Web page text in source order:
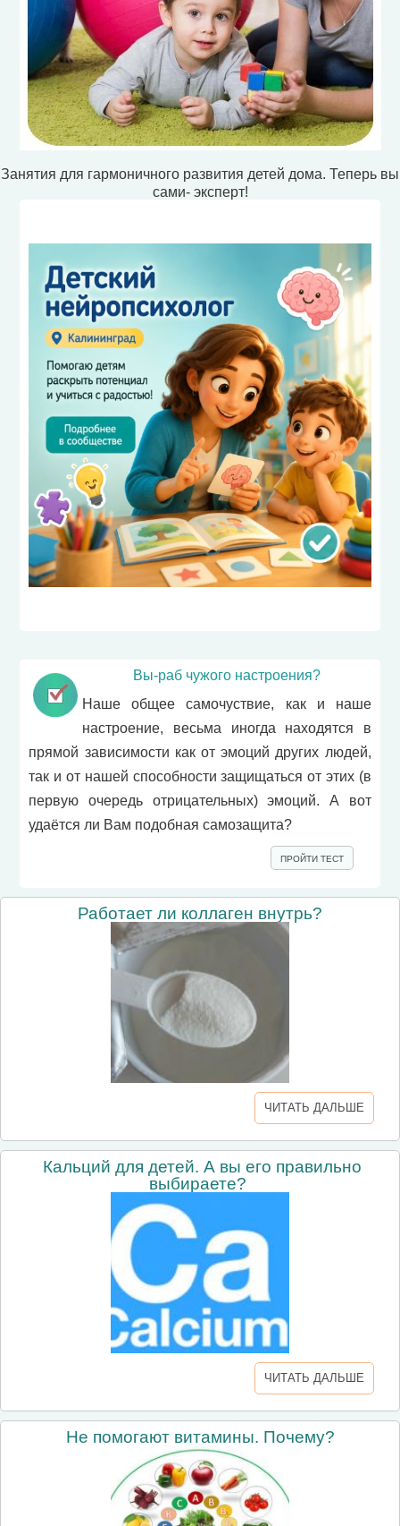
Занятия для гармоничного развития детей дома. Теперь вы
сами- эксперт!
Вы-раб чужого настроения?
Наше общее самочуствие, как и наше
настроение, весьма иногда находятся в
прямой зависимости как от эмоций других людей,
так и от нашей способности защищаться от этих (в
первую очередь отрицательных) эмоций. А вот
удаётся ли Вам подобная самозащита?
ПРОЙТИ ТЕСТ
Работает ли коллаген внутрь?
ЧИТАТЬ ДАЛЬШЕ
Кальций для детей. А вы его правильно
выбираете?
ЧИТАТЬ ДАЛЬШЕ
Не помогают витамины. Почему?